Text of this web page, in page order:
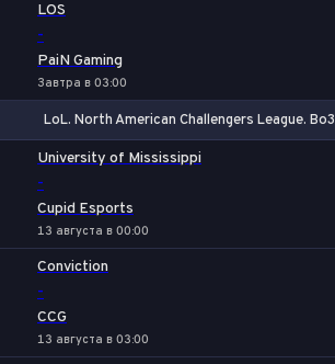
LOS
-
PaiN Gaming
Завтра в 03:00
LoL. North American Challengers League. Bo3
University of Mississippi
-
Cupid Esports
13 августа в 00:00
Conviction
-
CCG
13 августа в 03:00